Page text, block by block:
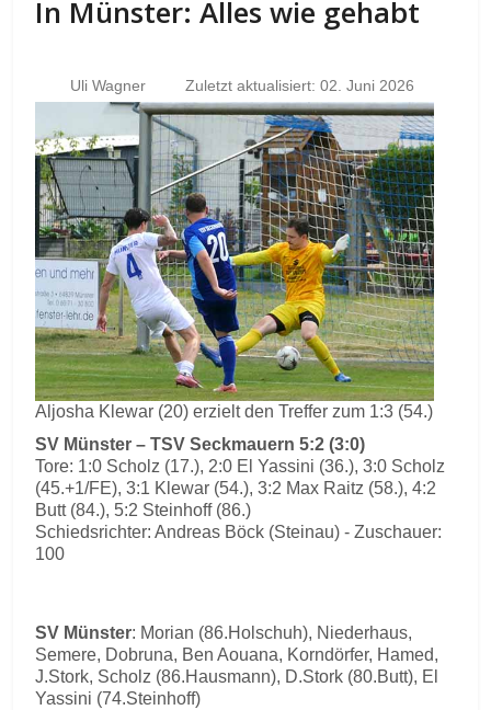
In Münster: Alles wie gehabt
Uli Wagner Zuletzt aktualisiert: 02. Juni 2026
Aljosha Klewar (20) erzielt den Treffer zum 1:3 (54.)
SV Münster – TSV Seckmauern 5:2 (3:0)
Tore: 1:0 Scholz (17.), 2:0 El Yassini (36.), 3:0 Scholz
(45.+1/FE), 3:1 Klewar (54.), 3:2 Max Raitz (58.), 4:2
Butt (84.), 5:2 Steinhoff (86.)
Schiedsrichter: Andreas Böck (Steinau) - Zuschauer:
100
SV Münster: Morian (86.Holschuh), Niederhaus,
Semere, Dobruna, Ben Aouana, Korndörfer, Hamed,
J.Stork, Scholz (86.Hausmann), D.Stork (80.Butt), El
Yassini (74.Steinhoff)